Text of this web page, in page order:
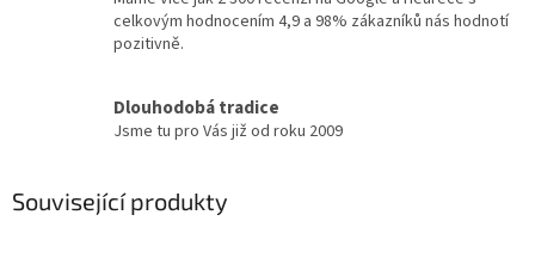
celkovým hodnocením 4,9 a 98% zákazníků nás hodnotí
pozitivně.
Dlouhodobá tradice
Jsme tu pro Vás již od roku 2009
Související produkty